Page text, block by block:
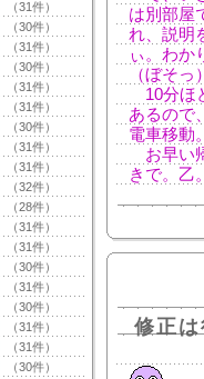
（31件）
（30件）
（31件）
（30件）
（31件）
（31件）
（30件）
（31件）
（31件）
（32件）
（28件）
（31件）
（31件）
（30件）
（31件）
（30件）
（31件）
（31件）
（30件）
は別部屋
れ、説明
ぃ。わか
（ぼそっ
10分ほ
あるので
電車移動
お早い
きで。乙
修正